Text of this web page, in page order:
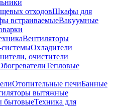
отходовШкафы для
встраиваемыеВакуумные
Вентиляторы
Охладители
очистители
Тепловые
Отопительные печиБанные
вытяжные
бытовыеТехника для